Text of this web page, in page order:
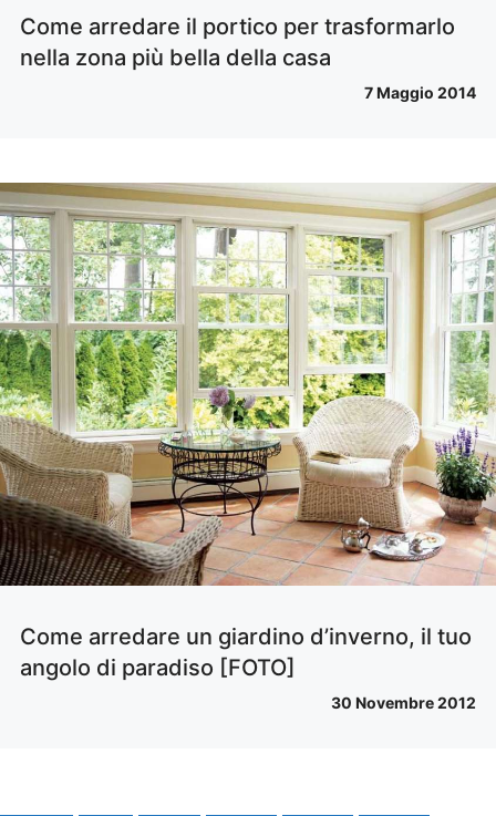
Come arredare il portico per trasformarlo
nella zona più bella della casa
7 Maggio 2014
Come arredare un giardino d’inverno, il tuo
angolo di paradiso [FOTO]
30 Novembre 2012